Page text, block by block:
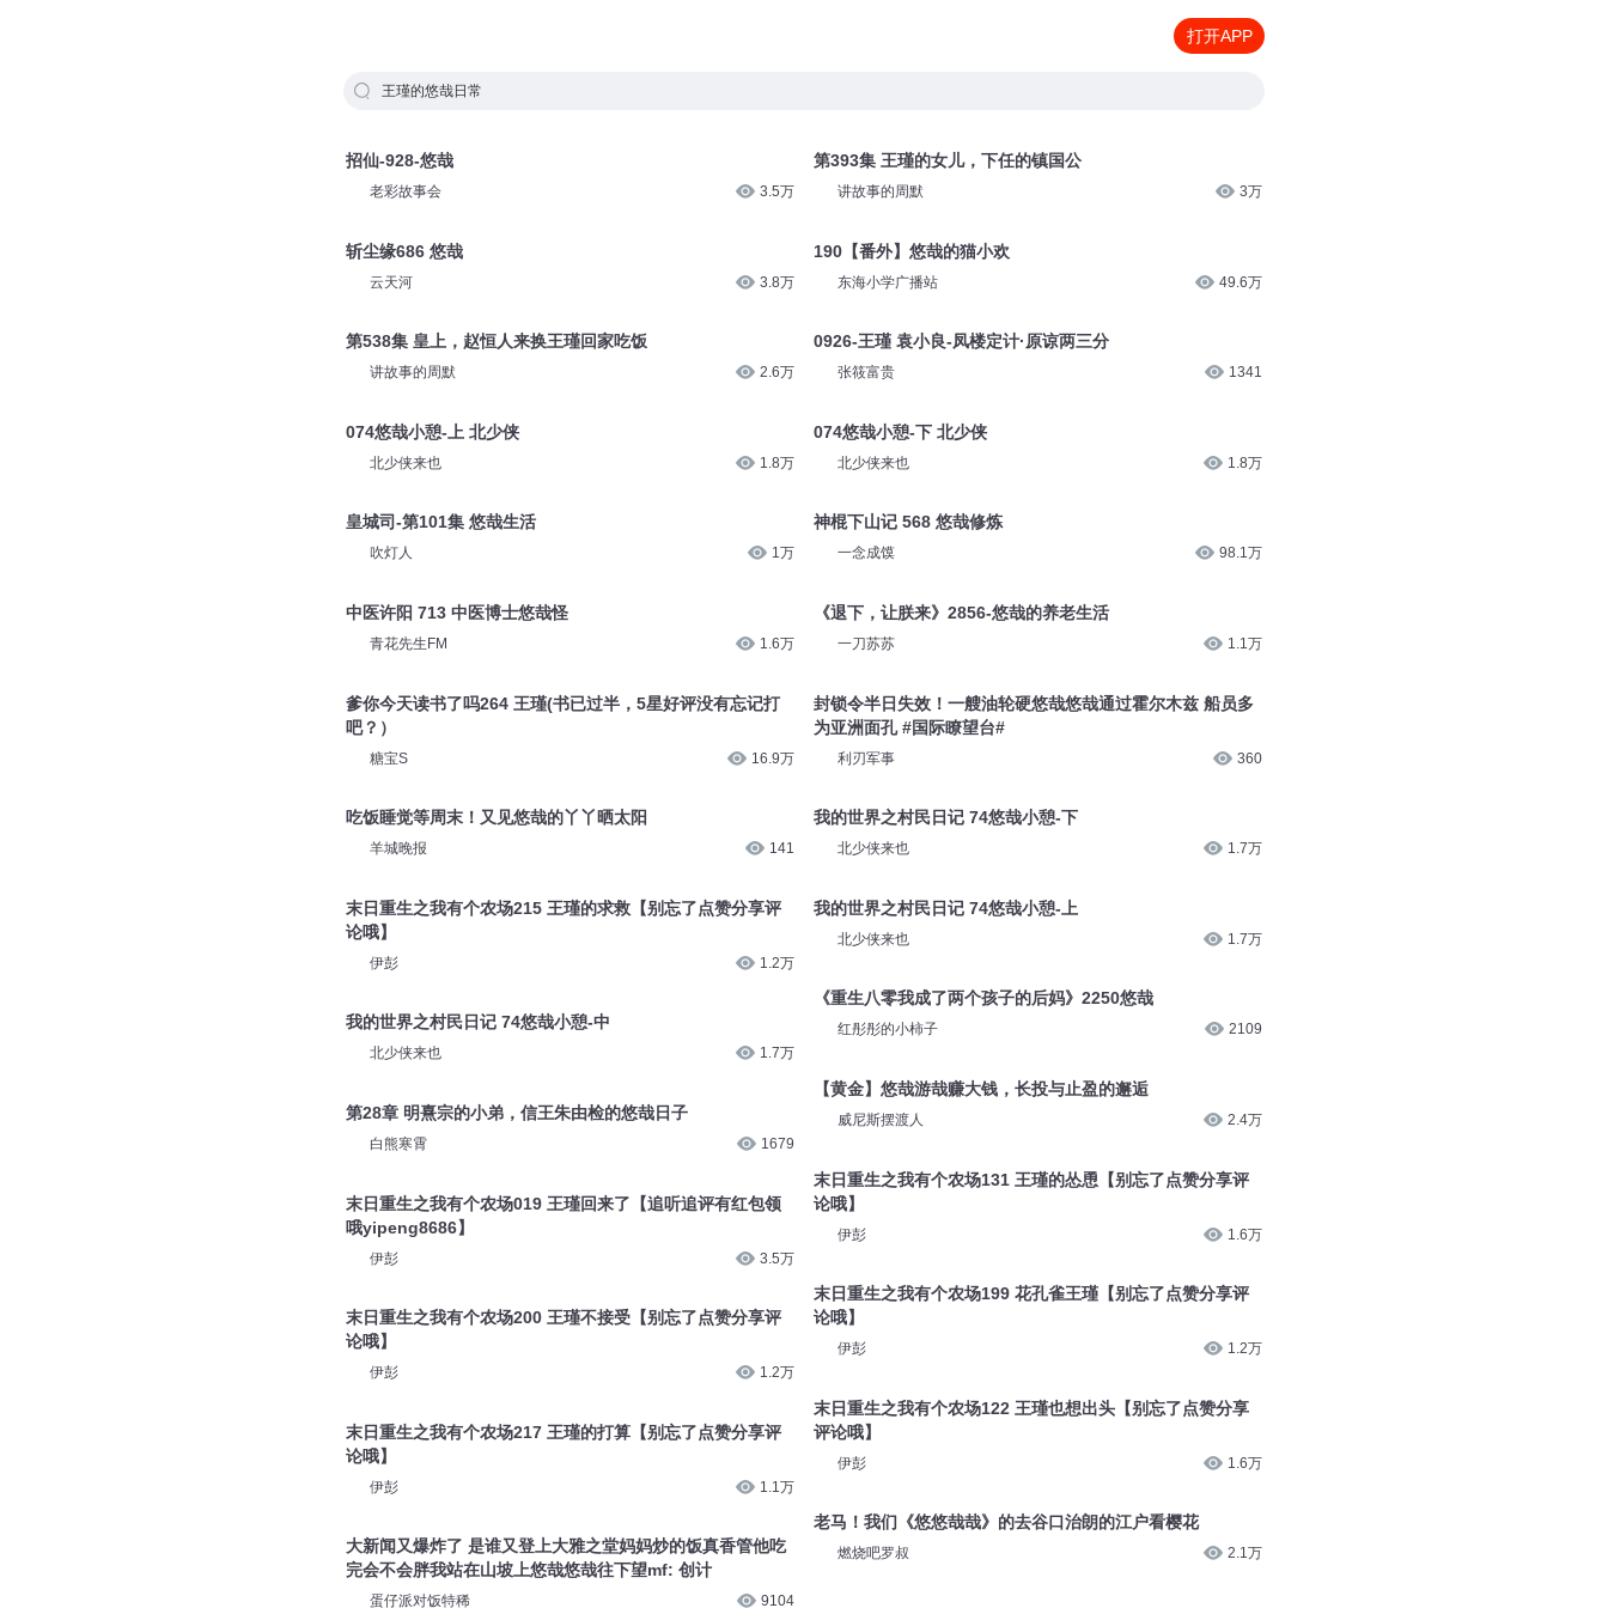
打开APP
王瑾的悠哉日常
招仙-928-悠哉
老彩故事会 3.5万
斩尘缘686 悠哉
云天河 3.8万
第538集 皇上，赵恒人来换王瑾回家吃饭
讲故事的周默 2.6万
074悠哉小憩-上 北少侠
北少侠来也 1.8万
皇城司-第101集 悠哉生活
吹灯人 1万
中医许阳 713 中医博士悠哉怪
青花先生FM 1.6万
爹你今天读书了吗264 王瑾(书已过半，5星好评没有忘记打
吧？）
糖宝S 16.9万
吃饭睡觉等周末！又见悠哉的丫丫晒太阳
羊城晚报 141
末日重生之我有个农场215 王瑾的求救【别忘了点赞分享评
论哦】
伊彭 1.2万
我的世界之村民日记 74悠哉小憩-中
北少侠来也 1.7万
第28章 明熹宗的小弟，信王朱由检的悠哉日子
白熊寒霄 1679
末日重生之我有个农场019 王瑾回来了【追听追评有红包领
哦yipeng8686】
伊彭 3.5万
末日重生之我有个农场200 王瑾不接受【别忘了点赞分享评
论哦】
伊彭 1.2万
末日重生之我有个农场217 王瑾的打算【别忘了点赞分享评
论哦】
伊彭 1.1万
大新闻又爆炸了 是谁又登上大雅之堂妈妈炒的饭真香管他吃
完会不会胖我站在山坡上悠哉悠哉往下望mf: 创计
蛋仔派对饭特稀 9104
第393集 王瑾的女儿，下任的镇国公
讲故事的周默 3万
190【番外】悠哉的猫小欢
东海小学广播站 49.6万
0926-王瑾 袁小良-凤楼定计·原谅两三分
张筱富贵 1341
074悠哉小憩-下 北少侠
北少侠来也 1.8万
神棍下山记 568 悠哉修炼
一念成馍 98.1万
《退下，让朕来》2856-悠哉的养老生活
一刀苏苏 1.1万
封锁令半日失效！一艘油轮硬悠哉悠哉通过霍尔木兹 船员多
为亚洲面孔 #国际瞭望台#
利刃军事 360
我的世界之村民日记 74悠哉小憩-下
北少侠来也 1.7万
我的世界之村民日记 74悠哉小憩-上
北少侠来也 1.7万
《重生八零我成了两个孩子的后妈》2250悠哉
红彤彤的小柿子 2109
【黄金】悠哉游哉赚大钱，长投与止盈的邂逅
威尼斯摆渡人 2.4万
末日重生之我有个农场131 王瑾的怂恿【别忘了点赞分享评
论哦】
伊彭 1.6万
末日重生之我有个农场199 花孔雀王瑾【别忘了点赞分享评
论哦】
伊彭 1.2万
末日重生之我有个农场122 王瑾也想出头【别忘了点赞分享
评论哦】
伊彭 1.6万
老马！我们《悠悠哉哉》的去谷口治朗的江户看樱花
燃烧吧罗叔 2.1万